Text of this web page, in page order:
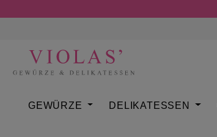
GEWÜRZE DELIKATESSEN